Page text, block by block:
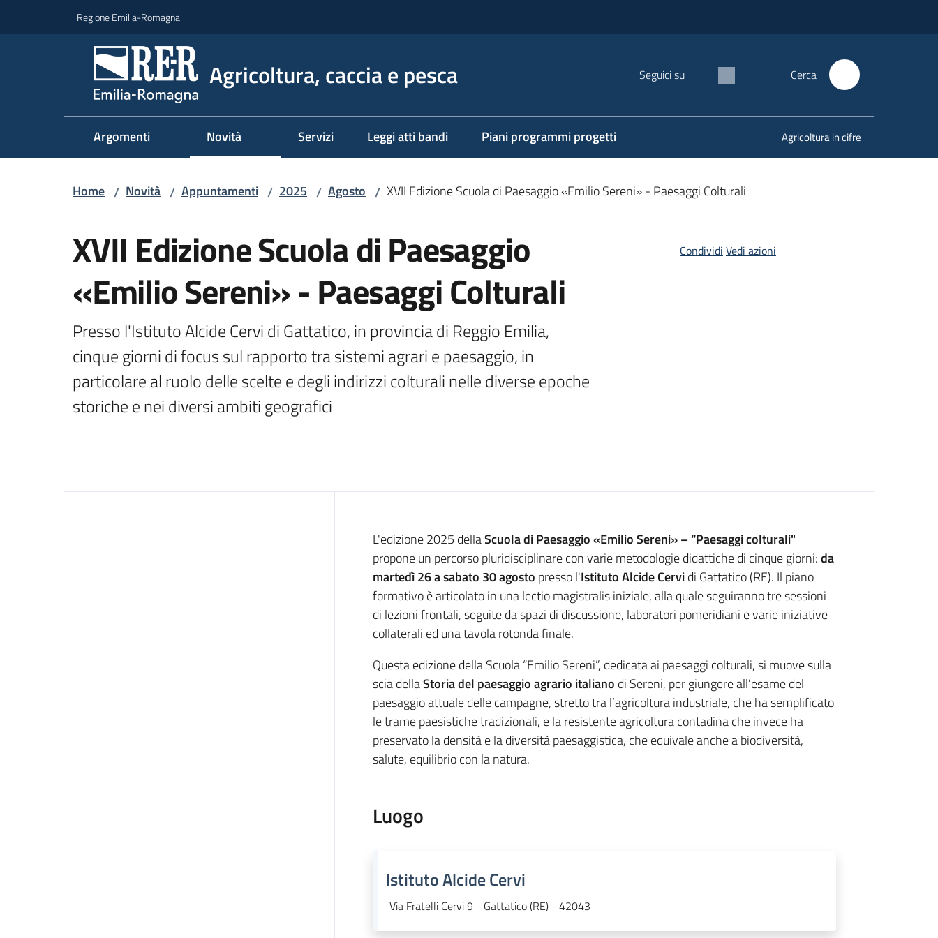
Regione Emilia-Romagna
Agricoltura, caccia e pesca Seguici su Cerca
Argomenti Novità Servizi Leggi atti bandi Piani programmi progetti Agricoltura in cifre
Home / Novità / Appuntamenti / 2025 / Agosto / XVII Edizione Scuola di Paesaggio «Emilio Sereni» - Paesaggi Colturali
XVII Edizione Scuola di Paesaggio
«Emilio Sereni» - Paesaggi Colturali
Presso l'Istituto Alcide Cervi di Gattatico, in provincia di Reggio Emilia,
cinque giorni di focus sul rapporto tra sistemi agrari e paesaggio, in
particolare al ruolo delle scelte e degli indirizzi colturali nelle diverse epoche
storiche e nei diversi ambiti geografici
Condividi Vedi azioni
Cos'è
L'edizione 2025 dellaScuola di Paesaggio «Emilio Sereni» – “Paesaggi colturali"
propone un percorso pluridisciplinare con varie metodologie didattiche di cinque giorni:da
martedì 26 a sabato 30 agosto presso l'Istituto Alcide Cervidi Gattatico (RE). Il piano
formativo è articolato in una lectio magistralis iniziale, alla quale seguiranno tre sessioni
di lezioni frontali, seguite da spazi di discussione, laboratori pomeridiani e varie iniziative
collaterali ed una tavola rotonda finale.
Questa edizione della Scuola “Emilio Sereni”, dedicata ai paesaggi colturali, si muove sulla
scia dellaStoria del paesaggio agrario italiano di Sereni, per giungere all’esame del
paesaggio attuale delle campagne, stretto tra l’agricoltura industriale, che ha semplificato
le trame paesistiche tradizionali, e la resistente agricoltura contadina che invece ha
preservato la densità e la diversità paesaggistica, che equivale anche a biodiversità,
salute, equilibrio con la natura.
Luogo
Istituto Alcide Cervi
Via Fratelli Cervi 9 - Gattatico (RE) - 42043